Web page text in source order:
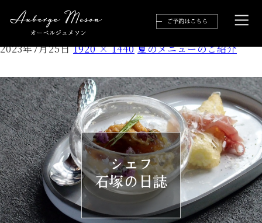
ｱﾔｰｯ_19
2023年7月25日 1920 × 1440 夏のメニューのご紹介